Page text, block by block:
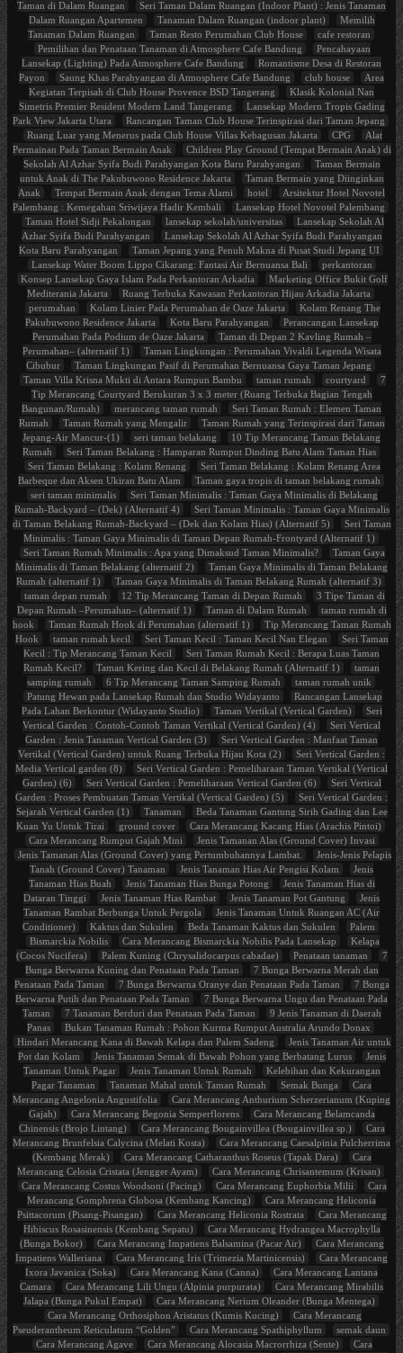
Taman di Dalam Ruangan
Seri Taman Dalam Ruangan (Indoor Plant) : Jenis Tanaman
Dalam Ruangan Apartemen
Tanaman Dalam Ruangan (indoor plant)
Memilih
Tanaman Dalam Ruangan
Taman Resto Perumahan Club House
cafe restoran
Pemilihan dan Penataan Tanaman di Atmosphere Cafe Bandung
Pencahayaan
Lansekap (Lighting) Pada Atmosphere Cafe Bandung
Romantisme Desa di Restoran
Payon
Saung Khas Parahyangan di Atmosphere Cafe Bandung club house
Area
Kegiatan Terpisah di Club House Provence BSD Tangerang
Klasik Kolonial Nan
Simetris Premier Resident Modern Land Tangerang
Lansekap Modern Tropis Gading
Park View Jakarta Utara
Rancangan Taman Club House Terinspirasi dari Taman Jepang
Ruang Luar yang Menerus pada Club House Villas Kebagusan Jakarta
CPG
Alat
Permainan Pada Taman Bermain Anak
Children Play Ground (Tempat Bermain Anak) di
Sekolah Al Azhar Syifa Budi Parahyangan Kota Baru Parahyangan
Taman Bermain
untuk Anak di The Pakubuwono Residence Jakarta
Taman Bermain yang Diinginkan
Anak
Tempat Bermain Anak dengan Tema Alami hotel
Arsitektur Hotel Novotel
Palembang : Kemegahan Sriwijaya Hadir Kembali
Lansekap Hotel Novotel Palembang
Taman Hotel Sidji Pekalongan
lansekap sekolah/universitas
Lansekap Sekolah Al
Azhar Syifa Budi Parahyangan
Lansekap Sekolah Al Azhar Syifa Budi Parahyangan
Kota Baru Parahyangan
Taman Jepang yang Penuh Makna di Pusat Studi Jepang UI
Lansekap Water Boom Lippo Cikarang: Fantasi Air Bernuansa Bali
perkantoran
Konsep Lansekap Gaya Islam Pada Perkantoran Arkadia
Marketing Office Bukit Golf
Mediterania Jakarta
Ruang Terbuka Kawasan Perkantoran Hijau Arkadia Jakarta
perumahan
Kolam Linier Pada Perumahan de Oaze Jakarta
Kolam Renang The
Pakubuwono Residence Jakarta
Kota Baru Parahyangan
Perancangan Lansekap
Perumahan Pada Podium de Oaze Jakarta
Taman di Depan 2 Kavling Rumah –
Perumahan– (alternatif 1)
Taman Lingkungan : Perumahan Vivaldi Legenda Wisata
Cibubur
Taman Lingkungan Pasif di Perumahan Bernuansa Gaya Taman Jepang
Taman Villa Krisna Mukti di Antara Rumpun Bambu
taman rumah courtyard
7
Tip Merancang Courtyard Berukuran 3 x 3 meter (Ruang Terbuka Bagian Tengah
Bangunan/Rumah)
merancang taman rumah
Seri Taman Rumah : Elemen Taman
Rumah
Taman Rumah yang Mengalir
Taman Rumah yang Terinspirasi dari Taman
Jepang-Air Mancur-(1)
seri taman belakang
10 Tip Merancang Taman Belakang
Rumah
Seri Taman Belakang : Hamparan Rumput Dinding Batu Alam Taman Hias
Seri Taman Belakang : Kolam Renang
Seri Taman Belakang : Kolam Renang Area
Barbeque dan Aksen Ukiran Batu Alam
Taman gaya tropis di taman belakang rumah
seri taman minimalis
Seri Taman Minimalis : Taman Gaya Minimalis di Belakang
Rumah-Backyard – (Dek) (Alternatif 4)
Seri Taman Minimalis : Taman Gaya Minimalis
di Taman Belakang Rumah-Backyard – (Dek dan Kolam Hias) (Alternatif 5)
Seri Taman
Minimalis : Taman Gaya Minimalis di Taman Depan Rumah-Frontyard (Alternatif 1)
Seri Taman Rumah Minimalis : Apa yang Dimaksud Taman Minimalis?
Taman Gaya
Minimalis di Taman Belakang (alternatif 2)
Taman Gaya Minimalis di Taman Belakang
Rumah (alternatif 1)
Taman Gaya Minimalis di Taman Belakang Rumah (alternatif 3)
taman depan rumah
12 Tip Merancang Taman di Depan Rumah
3 Tipe Taman di
Depan Rumah –Perumahan– (alternatif 1)
Taman di Dalam Rumah
taman rumah di
hook
Taman Rumah Hook di Perumahan (alternatif 1)
Tip Merancang Taman Rumah
Hook
taman rumah kecil Seri Taman Kecil : Taman Kecil Nan Elegan
Seri Taman
Kecil : Tip Merancang Taman Kecil
Seri Taman Rumah Kecil : Berapa Luas Taman
Rumah Kecil?
Taman Kering dan Kecil di Belakang Rumah (Alternatif 1)
taman
samping rumah
6 Tip Merancang Taman Samping Rumah
taman rumah unik
Patung Hewan pada Lansekap Rumah dan Studio Widayanto
Rancangan Lansekap
Pada Lahan Berkontur (Widayanto Studio)
Taman Vertikal (Vertical Garden)
Seri
Vertical Garden : Contoh-Contoh Taman Vertikal (Vertical Garden) (4)
Seri Vertical
Garden : Jenis Tanaman Vertical Garden (3)
Seri Vertical Garden : Manfaat Taman
Vertikal (Vertical Garden) untuk Ruang Terbuka Hijau Kota (2)
Seri Vertical Garden :
Media Vertical garden (8)
Seri Vertical Garden : Pemeliharaan Taman Vertikal (Vertical
Garden) (6)
Seri Vertical Garden : Pemeliharaan Vertical Garden (6)
Seri Vertical
Garden : Proses Pembuatan Taman Vertikal (Vertical Garden) (5)
Seri Vertical Garden :
Sejarah Vertical Garden (1)
Tanaman
Beda Tanaman Gantung Sirih Gading dan Lee
Kuan Yu Untuk Tirai
ground cover
Cara Merancang Kacang Hias (Arachis Pintoi)
Cara Merancang Rumput Gajah Mini
Jenis Tamanan Alas (Ground Cover) Invasi
Jenis Tamanan Alas (Ground Cover) yang Pertumbuhannya Lambat.
Jenis-Jenis Pelapis
Tanah (Ground Cover) Tanaman
Jenis Tanaman Hias Air Pengisi Kolam
Jenis
Tanaman Hias Buah
Jenis Tanaman Hias Bunga Potong
Jenis Tanaman Hias di
Dataran Tinggi
Jenis Tanaman Hias Rambat Jenis Tanaman Pot Gantung
Jenis
Tanaman Rambat Berbunga Untuk Pergola
Jenis Tanaman Untuk Ruangan AC (Air
Conditioner)
Kaktus dan Sukulen Beda Tanaman Kaktus dan Sukulen
Palem
Bismarckia Nobilis
Cara Merancang Bismarckia Nobilis Pada Lansekap
Kelapa
(Cocos Nucifera)
Palem Kuning (Chrysalidocarpus cabadae) Penataan tanaman
7
Bunga Berwarna Kuning dan Penataan Pada Taman
7 Bunga Berwarna Merah dan
Penataan Pada Taman
7 Bunga Berwarna Oranye dan Penataan Pada Taman
7 Bunga
Berwarna Putih dan Penataan Pada Taman
7 Bunga Berwarna Ungu dan Penataan Pada
Taman
7 Tanaman Berduri dan Penataan Pada Taman
9 Jenis Tanaman di Daerah
Panas
Bukan Tanaman Rumah : Pohon Kurma Rumput Australia Arundo Donax
Hindari Merancang Kana di Bawah Kelapa dan Palem Sadeng
Jenis Tanaman Air untuk
Pot dan Kolam
Jenis Tanaman Semak di Bawah Pohon yang Berbatang Lurus
Jenis
Tanaman Untuk Pagar
Jenis Tanaman Untuk Rumah
Kelebihan dan Kekurangan
Pagar Tanaman
Tanaman Mahal untuk Taman Rumah Semak Bunga
Cara
Merancang Angelonia Angustifolia
Cara Merancang Anthurium Scherzerianum (Kuping
Gajah)
Cara Merancang Begonia Semperflorens
Cara Merancang Belamcanda
Chinensis (Brojo Lintang)
Cara Merancang Bougainvillea (Bougainvillea sp.)
Cara
Merancang Brunfelsia Calycina (Melati Kosta)
Cara Merancang Caesalpinia Pulcherrima
(Kembang Merak)
Cara Merancang Catharanthus Roseus (Tapak Dara)
Cara
Merancang Celosia Cristata (Jengger Ayam)
Cara Merancang Chrisantemum (Krisan)
Cara Merancang Costus Woodsoni (Pacing)
Cara Merancang Euphorbia Milii
Cara
Merancang Gomphrena Globosa (Kembang Kancing)
Cara Merancang Heliconia
Psittacorum (Pisang-Pisangan)
Cara Merancang Heliconia Rostrata
Cara Merancang
Hibiscus Rosasinensis (Kembang Sepatu)
Cara Merancang Hydrangea Macrophylla
(Bunga Bokor)
Cara Merancang Impatiens Balsamina (Pacar Air)
Cara Merancang
Impatiens Walleriana
Cara Merancang Iris (Trimezia Martinicensis)
Cara Merancang
Ixora Javanica (Soka)
Cara Merancang Kana (Canna)
Cara Merancang Lantana
Camara
Cara Merancang Lili Ungu (Alpinia purpurata)
Cara Merancang Mirabilis
Jalapa (Bunga Pukul Empat)
Cara Merancang Nerium Oleander (Bunga Mentega)
Cara Merancang Orthosiphon Aristatus (Kumis Kucing)
Cara Merancang
Pseuderantheum Reticulatum “Golden”
Cara Merancang Spathiphyllum
semak daun
Cara Merancang Agave
Cara Merancang Alocasia Macrorrhiza (Sente) Cara